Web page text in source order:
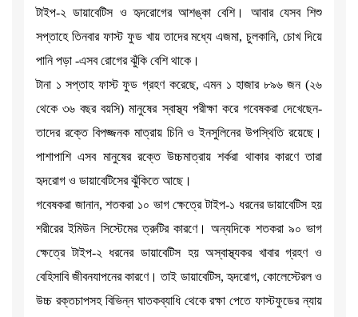
টাইপ-২ ডায়াবেটিস ও হৃদরোগের আশঙ্কা বেশি। আবার যেসব শিশু
সপ্তাহে তিনবার ফাস্ট ফুড খায় তাদের মধ্যে এজমা, চুলকানি, চোখ দিয়ে
পানি পড়া -এসব রোগের ঝুঁকি বেশি থাকে।
টানা ১ সপ্তাহ ফাস্ট ফুড গ্রহণ করেছে, এমন ১ হাজার ৮৯৬ জন (২৬
থেকে ৩৬ বছর বয়সি) মানুষের স্বাস্থ্য পরীক্ষা করে গবেষকরা দেখেছেন-
তাদের রক্তে বিপজ্জনক মাত্রায় চিনি ও ইনসুলিনের উপস্থিতি রয়েছে।
পাশাপাশি এসব মানুষের রক্তে উচ্চমাত্রায় শর্করা থাকার কারণে তারা
হৃদরোগ ও ডায়াবেটিসের ঝুঁকিতে আছে।
গবেষকরা জানান, শতকরা ১০ ভাগ ক্ষেত্রে টাইপ-১ ধরনের ডায়াবেটিস হয়
শরীরের ইমিউন সিস্টেমের ত্রুটির কারণে। অন্যদিকে শতকরা ৯০ ভাগ
ক্ষেত্রে টাইপ-২ ধরনের ডায়াবেটিস হয় অস্বাস্থ্যকর খাবার গ্রহণ ও
বেহিসাবি জীবনযাপনের কারণে। তাই ডায়াবেটিস, হৃদরোগ, কোলেস্টেরল ও
উচ্চ রক্তচাপসহ বিভিন্ন ঘাতকব্যাধি থেকে রক্ষা পেতে ফাস্টফুডের ন্যায়